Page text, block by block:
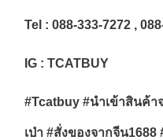
Tel :088-333-7272 ,
IG : TCATBUY
#Tcatbuy #นำเข้าสินค้
เป่า#สั่งของจากจีน1688